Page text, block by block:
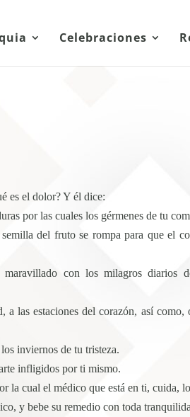
Celebraciones
es el dolor? Y él dice:
por las cuales los gérmenes de tu
del fruto se rompa para que el
maravillado con los milagros diarios
a las estaciones del corazón, así
inviernos de tu tristeza.
infligidos por ti mismo.
la cual el médico que está en ti, cuida,
y bebe su remedio con toda